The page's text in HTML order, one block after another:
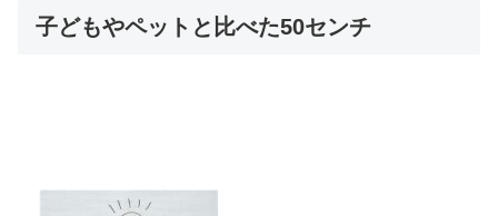
子どもやペットと比べた50センチ